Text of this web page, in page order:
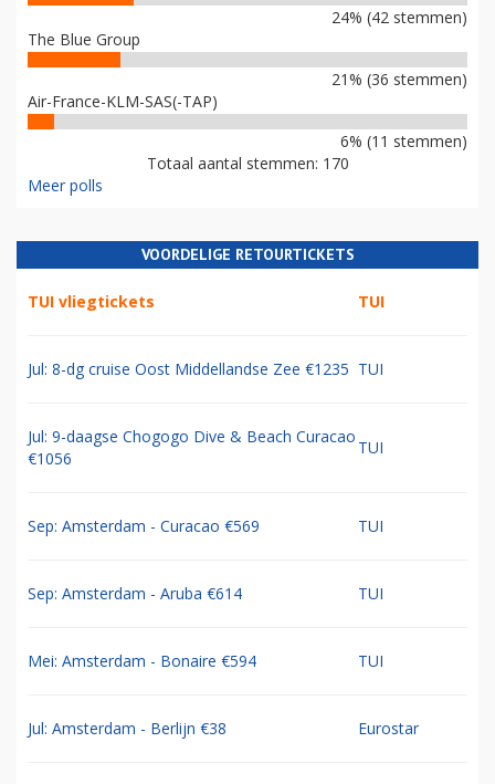
24% (42 stemmen)
The Blue Group
21% (36 stemmen)
Air-France-KLM-SAS(-TAP)
6% (11 stemmen)
Totaal aantal stemmen: 170
Meer polls
VOORDELIGE RETOURTICKETS
TUI vliegtickets TUI
Jul: 8-dg cruise Oost Middellandse Zee €1235 TUI
Jul: 9-daagse Chogogo Dive & Beach Curacao
€1056
TUI
Sep: Amsterdam - Curacao €569 TUI
Sep: Amsterdam - Aruba €614 TUI
Mei: Amsterdam - Bonaire €594 TUI
Jul: Amsterdam - Berlijn €38 Eurostar